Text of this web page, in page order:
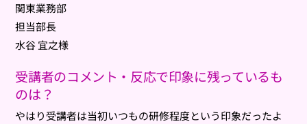
関東業務部
担当部長
水谷 宜之様
受講者のコメント・反応で印象に残っているも
のは？
やはり受講者は当初いつもの研修程度という印象だったよ